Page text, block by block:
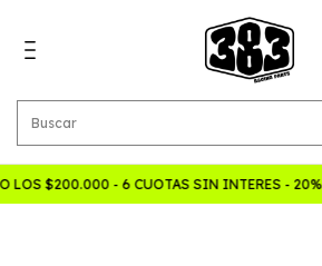
$200.000 - 6 CUOTAS SIN INTERES - 20%